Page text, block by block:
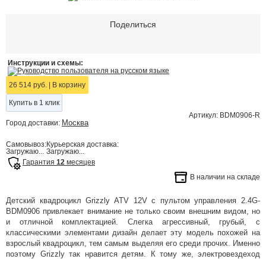
Поделиться
Инструкции и схемы:
Руководство пользователя на русском языке
26 514 руб.
В корзину
Купить в 1 клик
Артикул: BDM0906-R
Город доставки: Москва
Самовывоз:
Загружаю...
Курьерская доставка:
Загружаю...
Гарантия 12 месяцев
В наличии на складе
Детский квадроцикл Grizzly ATV 12V с пультом управления 2.4G-
BDM0906 привлекает внимание не только своим внешним видом, но
и отличной комплектацией. Слегка агрессивный, грубый, с
классическими элементами дизайн делает эту модель похожей на
взрослый квадроцикл, тем самым выделяя его среди прочих. Именно
поэтому Grizzly так нравится детям. К тому же, электровездеход